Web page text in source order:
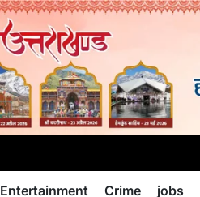
Entertainment Crime jobs